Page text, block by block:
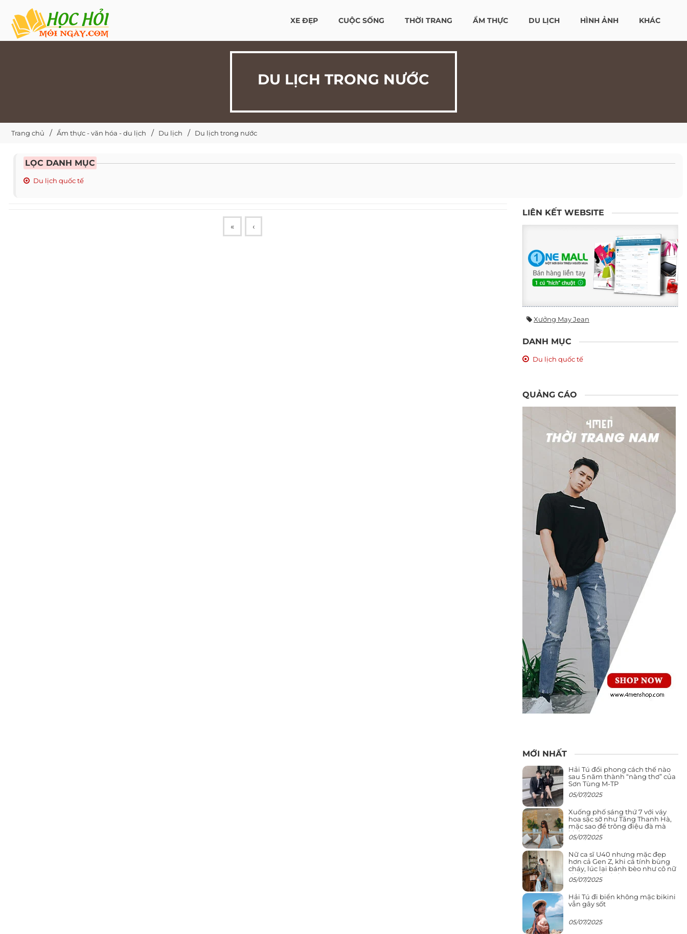
XE ĐẸP CUỘC SỐNG THỜI TRANG ẨM THỰC DU LỊCH HÌNH ẢNH KHÁC
DU LỊCH TRONG NƯỚC
Trang chủ Ẩm thực - văn hóa - du lịch Du lịch Du lịch trong nước
LỌC DANH MỤC
Du lịch quốc tế
« ‹
LIÊN KẾT WEBSITE
Xưởng May Jean
DANH MỤC
Du lịch quốc tế
QUẢNG CÁO
MỚI NHẤT
Hải Tú đổi phong cách thế nào
sau 5 năm thành “nàng thơ” của
Sơn Tùng M-TP
05/07/2025
Xuống phố sáng thứ 7 với váy
hoa sặc sỡ như Tăng Thanh Hà,
mặc sao để trông điệu đà mà
không sến
05/07/2025
Nữ ca sĩ U40 nhưng mặc đẹp
hơn cả Gen Z, khi cá tính bùng
cháy, lúc lại bánh bèo như cô nữ
chính ngôn tình
05/07/2025
Hải Tú đi biển không mặc bikini
vẫn gây sốt
05/07/2025